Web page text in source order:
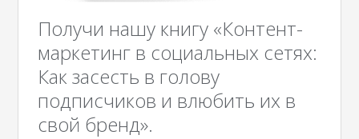
Получи нашу книгу «Контент-
маркетинг в социальных сетях:
Как засесть в голову
подписчиков и влюбить их в
свой бренд».